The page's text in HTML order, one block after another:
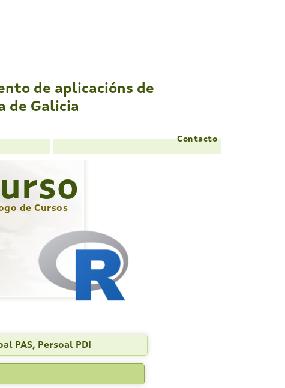
de aplicacións de
de Galicia
Contacto
de Cursos
PAS, Persoal PDI